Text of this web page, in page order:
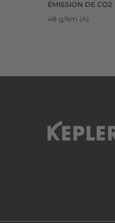
ÉMISSION DE CO2
48 g/km (A)